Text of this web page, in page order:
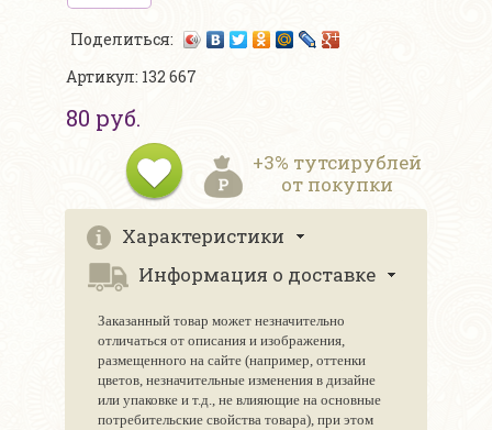
Поделиться:
Артикул: 132 667
80 руб.
+3% тутсирублей
от покупки
Характеристики
Информация о доставке
Заказанный товар может незначительно
отличаться от описания и изображения,
размещенного на сайте (например, оттенки
цветов, незначительные изменения в дизайне
или упаковке и т.д., не влияющие на основные
потребительские свойства товара), при этом